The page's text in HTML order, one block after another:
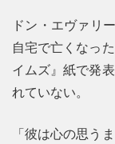
ドン・エヴァリ
自宅で亡くなっ
イムズ』紙で発
れていない。
「彼は心の思う